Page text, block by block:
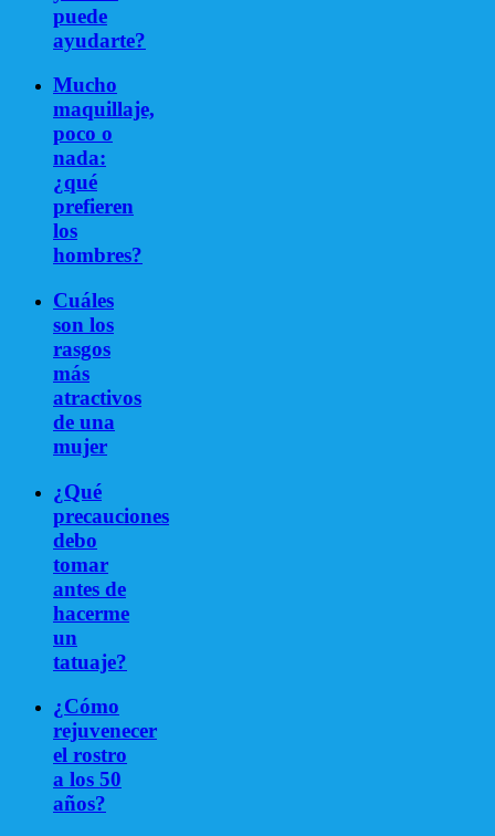
puede
ayudarte?
Mucho
maquillaje,
poco o
nada:
¿qué
prefieren
los
hombres?
Cuáles
son los
rasgos
más
atractivos
de una
mujer
¿Qué
precauciones
debo
tomar
antes de
hacerme
un
tatuaje?
¿Cómo
rejuvenecer
el rostro
a los 50
años?